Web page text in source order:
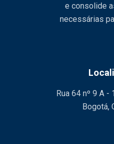
e consolide
necessárias
Rua 64 nº 9 A
Bogotá,